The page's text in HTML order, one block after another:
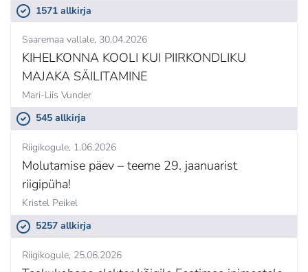
1571 allkirja
Saaremaa vallale 30.04.2026
KIHELKONNA KOOLI KUI PIIRKONDLIKU
MAJAKA SÄILITAMINE
Mari-Liis Vunder
545 allkirja
Riigikogule 1.06.2026
Molutamise päev – teeme 29. jaanuarist
riigipüha!
Kristel Peikel
5257 allkirja
Riigikogule 25.06.2026